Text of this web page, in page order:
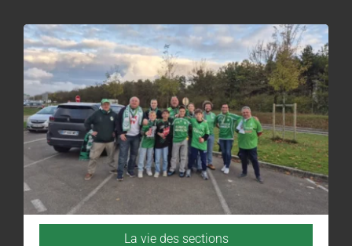
La vie des sections